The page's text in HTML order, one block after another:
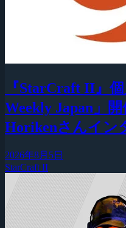
『StarCraft II』
Weekly Japan」
Horikenさんイン
2026年8月5日
StarCraft II